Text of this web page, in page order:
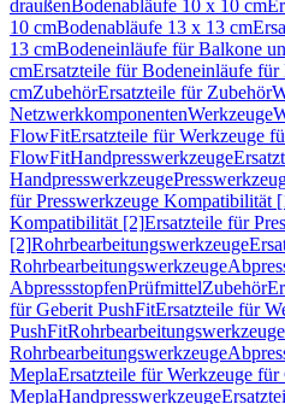
draußenBodenabläufe 10 x 10 cm
10 cmBodenabläufe 13 x 13 cm
13 cmBodeneinläufe für Balkone
cmErsatzteile für Bodeneinläufe
cmZubehörErsatzteile für Zubehör
NetzwerkkomponentenWerkzeuge
FlowFitErsatzteile für Werkzeuge
FlowFitHandpresswerkzeuge
Handpresswerkzeuge
für Presswerkzeuge Kompatibilität
Kompatibilität [2]Ersatzteile für
[2]Rohrbearbeitungswerkzeuge
Rohrbearbeitungswerkzeuge
AbpressstopfenPrüfmittelZubehör
für Geberit PushFitErsatzteile für
PushFitRohrbearbeitungswerkzeuge
Rohrbearbeitungswerkzeuge
MeplaErsatzteile für Werkzeuge für
MeplaHandpresswerkzeuge